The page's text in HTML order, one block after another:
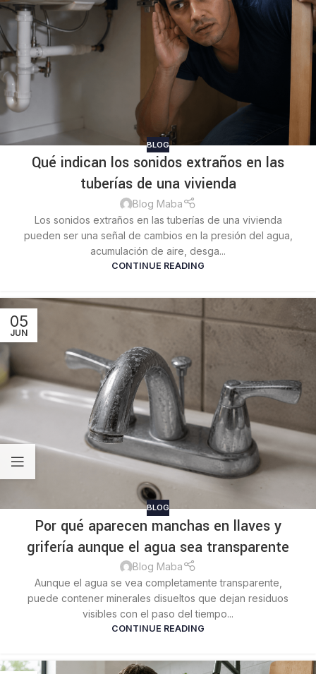
BLOG
Qué indican los sonidos extraños en las
tuberías de una vivienda
Blog Maba
Los sonidos extraños en las tuberías de una vivienda
pueden ser una señal de cambios en la presión del agua,
acumulación de aire, desga...
CONTINUE READING
05
JUN
BLOG
Por qué aparecen manchas en llaves y
grifería aunque el agua sea transparente
Blog Maba
Aunque el agua se vea completamente transparente,
puede contener minerales disueltos que dejan residuos
visibles con el paso del tiempo...
CONTINUE READING